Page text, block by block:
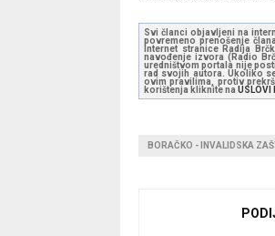
Svi članci objavljeni na
povremeno prenošenje
Internet stranice Radija
navođenje izvora (Radio
uredništvom portala nije
rad svojih autora. Ukoliko
ovim pravilima, protiv
korištenja kliknite na USLOVI
BORAČKO - INVALIDSKA